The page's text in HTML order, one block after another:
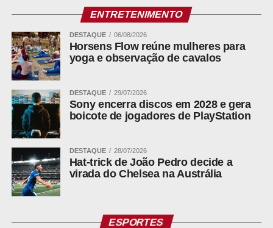
ENTRETENIMENTO
DESTAQUE 06/08/2026
Horsens Flow reúne mulheres para
yoga e observação de cavalos
DESTAQUE 29/07/2026
Sony encerra discos em 2028 e gera
boicote de jogadores de PlayStation
DESTAQUE 28/07/2026
Hat-trick de João Pedro decide a
virada do Chelsea na Austrália
ESPORTES